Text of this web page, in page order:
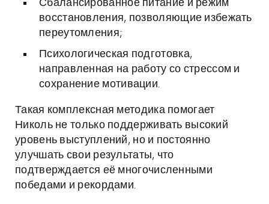
Сбалансированное питание и режим
восстановления, позволяющие избежать
переутомления;
Психологическая подготовка,
направленная на работу со стрессом и
сохранение мотивации.
Такая комплексная методика помогает
Николь не только поддерживать высокий
уровень выступлений, но и постоянно
улучшать свои результаты, что
подтверждается её многочисленными
победами и рекордами.